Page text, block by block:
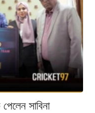
সাবিনা